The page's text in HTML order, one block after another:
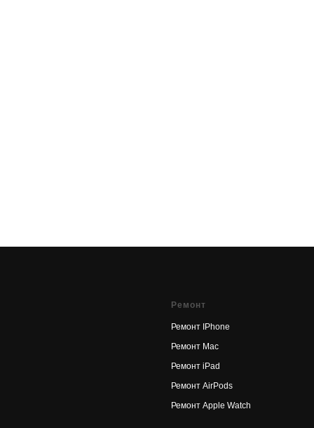
Ремонт
Ремонт IPhone
Ремонт Mac
Ремонт iPad
Ремонт AirPods
Ремонт Apple Watch